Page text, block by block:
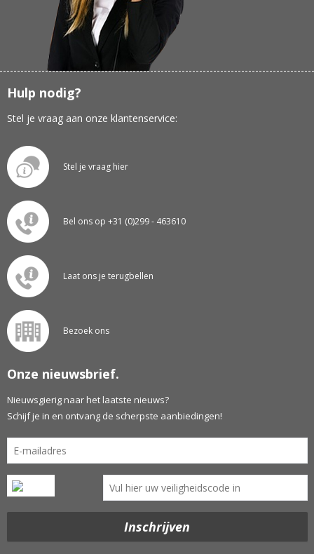
Hulp nodig?
Stel je vraag aan onze klantenservice:
Stel je vraag hier
Bel ons op +31 (0)299 - 463610
Laat ons je terugbellen
Bezoek ons
Onze nieuwsbrief.
Nieuwsgierig naar het laatste nieuws?
Schijf je in en ontvang de scherpste aanbiedingen!